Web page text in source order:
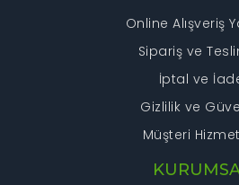
Online Alışveriş
Sipariş ve
İptal ve
Gizlilik ve
Müşteri